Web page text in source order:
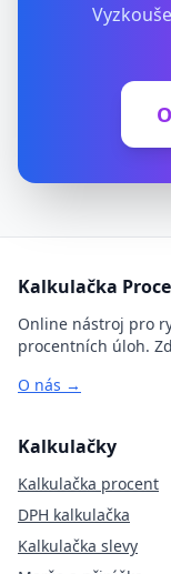
Kalkulačka
Online nástroj pro
procentních úloh.
O nás →
Kalkulačky
Kalkulačka procent
DPH kalkulačka
Kalkulačka slevy